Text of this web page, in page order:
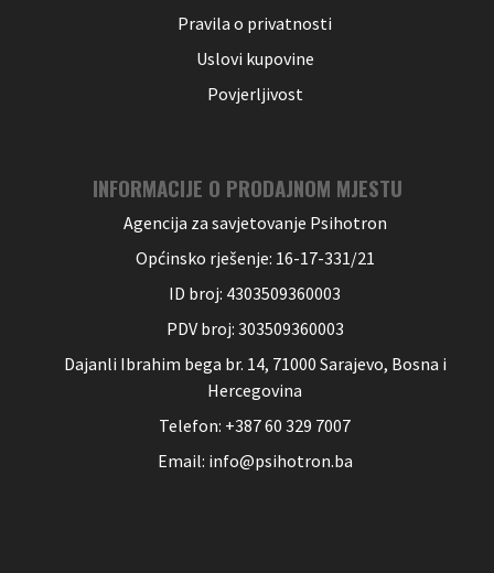
Pravila o privatnosti
Uslovi kupovine
Povjerljivost
INFORMACIJE O PRODAJNOM MJESTU
Agencija za savjetovanje Psihotron
Općinsko rješenje: 16-17-331/21
ID broj: 4303509360003
PDV broj: 303509360003
Dajanli Ibrahim bega br. 14, 71000 Sarajevo, Bosna i
Hercegovina
Telefon: +387 60 329 7007
Email: info@psihotron.ba